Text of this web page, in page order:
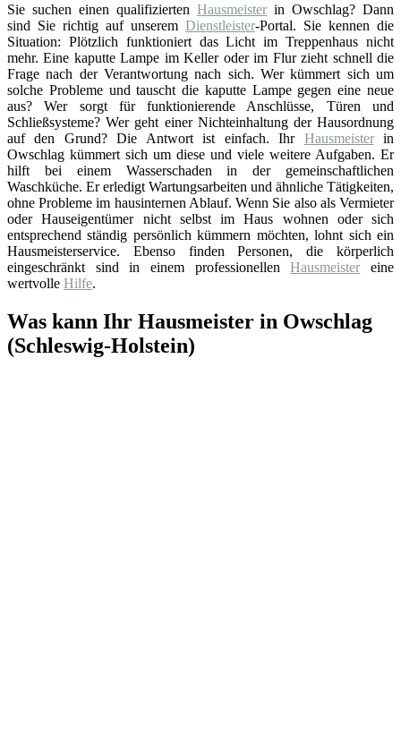
Sie suchen einen qualifizierten Hausmeister in Owschlag? Dann
sind Sie richtig auf unserem Dienstleister-Portal. Sie kennen die
Situation: Plötzlich funktioniert das Licht im Treppenhaus nicht
mehr. Eine kaputte Lampe im Keller oder im Flur zieht schnell die
Frage nach der Verantwortung nach sich. Wer kümmert sich um
solche Probleme und tauscht die kaputte Lampe gegen eine neue
aus? Wer sorgt für funktionierende Anschlüsse, Türen und
Schließsysteme? Wer geht einer Nichteinhaltung der Hausordnung
auf den Grund? Die Antwort ist einfach. Ihr Hausmeisterin
Owschlag kümmert sich um diese und viele weitere Aufgaben. Er
hilft bei einem Wasserschaden in der gemeinschaftlichen
Waschküche. Er erledigt Wartungsarbeiten und ähnliche Tätigkeiten,
ohne Probleme im hausinternen Ablauf. Wenn Sie also als Vermieter
oder Hauseigentümer nicht selbst im Haus wohnen oder sich
entsprechend ständig persönlich kümmern möchten, lohnt sich ein
Hausmeisterservice. Ebenso finden Personen, die körperlich
eingeschränkt sind in einem professionellenHausmeister eine
wertvolle Hilfe.
Was kann Ihr Hausmeister in Owschlag
(Schleswig-Holstein)